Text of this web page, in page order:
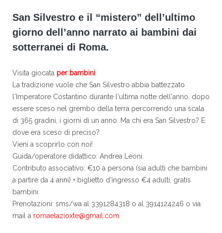
San Silvestro e il “mistero” dell’ultimo
giorno dell’anno narrato ai bambini dai
sotterranei di Roma.
Visita giocata per bambini.
La tradizione vuole che San Silvestro abbia battezzato
l'Imperatore Costantino durante l'ultima notte dell'anno, dopo
essere sceso nel grembo della terra percorrendo una scala
di 365 gradini, i giorni di un anno. Ma chi era San Silvestro? E
dove era sceso di preciso?
Vieni a scoprirlo con noi!
Guida/operatore didattico: Andrea Leoni.
Contributo associativo: €10 a persona (sia adulti che bambini
a partire da 4 anni) + biglietto d'ingresso €4 adulti, gratis
bambini.
Prenotazioni: sms/wa al 3391284318 o al 3914124246 o via
mail a romaelazioxte@gmail.com